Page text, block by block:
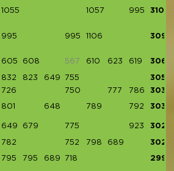
1055 1057 995 3107
995 995 1106 3096
605 608 567 610 623 619 3065
832 823 649 755
3059
726 750 777 786 3039
801 648 789 792 3030
649 679 775 923 3026
782 752 798 689 3021
795 795 689 718 2997